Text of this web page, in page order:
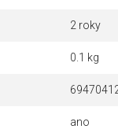
2 roky
0.1 kg
ano